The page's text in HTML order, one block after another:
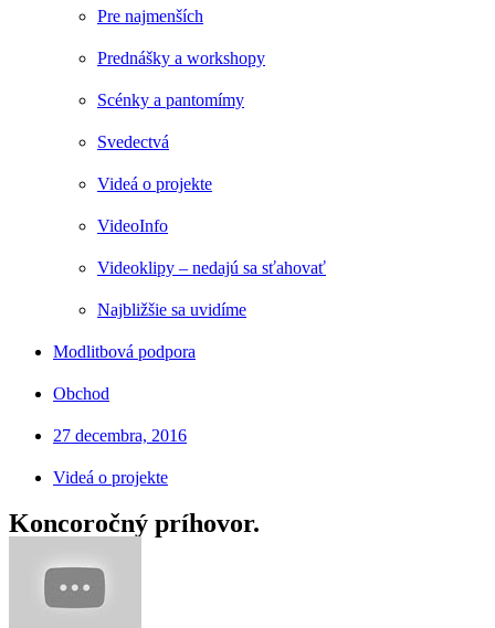
Pre najmenších
Prednášky a workshopy
Scénky a pantomímy
Svedectvá
Videá o projekte
VideoInfo
Videoklipy – nedajú sa sťahovať
Najbližšie sa uvidíme
Modlitbová podpora
Obchod
27 decembra, 2016
Videá o projekte
Koncoročný príhovor.